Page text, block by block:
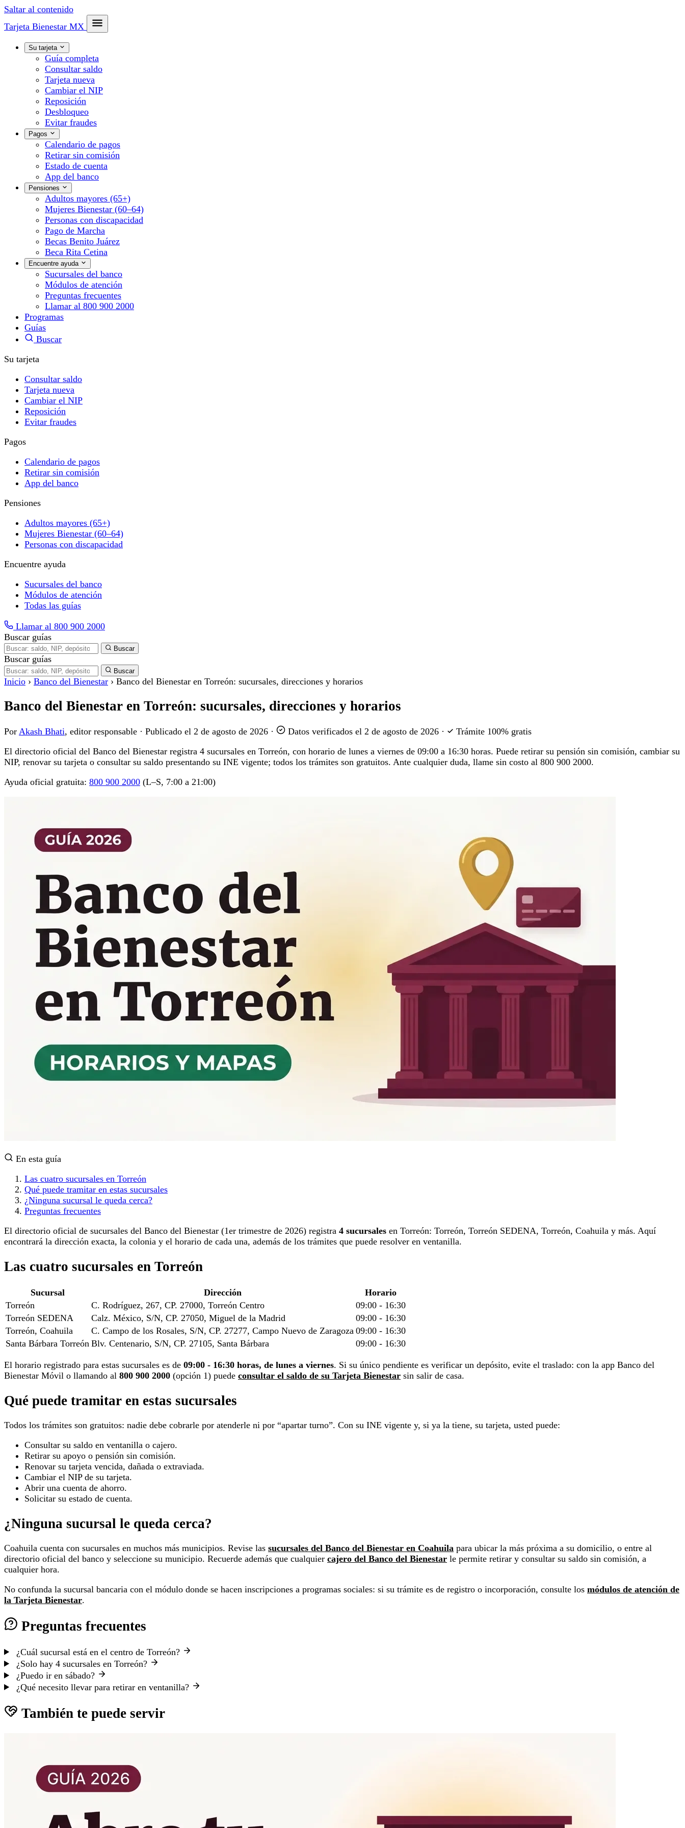
Saltar al contenido
Tarjeta Bienestar MX
Su tarjeta
Guía completa
Consultar saldo
Tarjeta nueva
Cambiar el NIP
Reposición
Desbloqueo
Evitar fraudes
Pagos
Calendario de pagos
Retirar sin comisión
Estado de cuenta
App del banco
Pensiones
Adultos mayores (65+)
Mujeres Bienestar (60–64)
Personas con discapacidad
Pago de Marcha
Becas Benito Juárez
Beca Rita Cetina
Encuentre ayuda
Sucursales del banco
Módulos de atención
Preguntas frecuentes
Llamar al 800 900 2000
Programas
Guías
Buscar
Su tarjeta
Consultar saldo
Tarjeta nueva
Cambiar el NIP
Reposición
Evitar fraudes
Pagos
Calendario de pagos
Retirar sin comisión
App del banco
Pensiones
Adultos mayores (65+)
Mujeres Bienestar (60–64)
Personas con discapacidad
Encuentre ayuda
Sucursales del banco
Módulos de atención
Todas las guías
Llamar al 800 900 2000
Buscar guías
Buscar
Buscar guías
Buscar
Inicio › Banco del Bienestar › Banco del Bienestar en Torreón: sucursales, direcciones y horarios
Banco del Bienestar en Torreón: sucursales, direcciones y horarios
Por Akash Bhati, editor responsable · Publicado el 2 de agosto de 2026 · Datos verificados el 2 de agosto de 2026 ·
Trámite 100% gratis
El directorio oficial del Banco del Bienestar registra 4 sucursales en Torreón, con horario de lunes a viernes de 09:00 a 16:30 horas. Puede retirar su pensión sin comisión, cambiar su
NIP, renovar su tarjeta o consultar su saldo presentando su INE vigente; todos los trámites son gratuitos. Ante cualquier duda, llame sin costo al 800 900 2000.
Ayuda oficial gratuita: 800 900 2000 (L–S, 7:00 a 21:00)
En esta guía
Las cuatro sucursales en Torreón
Qué puede tramitar en estas sucursales
¿Ninguna sucursal le queda cerca?
Preguntas frecuentes
El directorio oficial de sucursales del Banco del Bienestar (1er trimestre de 2026) registra 4 sucursales en Torreón: Torreón, Torreón SEDENA, Torreón, Coahuila y más. Aquí
encontrará la dirección exacta, la colonia y el horario de cada una, además de los trámites que puede resolver en ventanilla.
Las cuatro sucursales en Torreón
Sucursal Dirección
Horario
Torreón
C. Rodríguez, 267, CP. 27000, Torreón Centro
09:00 - 16:30
Torreón SEDENA
Calz. México, S/N, CP. 27050, Miguel de la Madrid
09:00 - 16:30
Torreón, Coahuila
C. Campo de los Rosales, S/N, CP. 27277, Campo Nuevo de Zaragoza 09:00 - 16:30
Santa Bárbara Torreón Blv. Centenario, S/N, CP. 27105, Santa Bárbara 09:00 - 16:30
El horario registrado para estas sucursales es de 09:00 - 16:30 horas, de lunes a viernes. Si su único pendiente es verificar un depósito, evite el traslado: con la app Banco del
Bienestar Móvil o llamando al 800 900 2000 (opción 1) puede consultar el saldo de su Tarjeta Bienestar sin salir de casa.
Qué puede tramitar en estas sucursales
Todos los trámites son gratuitos: nadie debe cobrarle por atenderle ni por “apartar turno”. Con su INE vigente y, si ya la tiene, su tarjeta, usted puede:
Consultar su saldo en ventanilla o cajero.
Retirar su apoyo o pensión sin comisión.
Renovar su tarjeta vencida, dañada o extraviada.
Cambiar el NIP de su tarjeta.
Abrir una cuenta de ahorro.
Solicitar su estado de cuenta.
¿Ninguna sucursal le queda cerca?
Coahuila cuenta con sucursales en muchos más municipios. Revise las sucursales del Banco del Bienestar en Coahuila para ubicar la más próxima a su domicilio, o entre al
directorio oficial del banco y seleccione su municipio. Recuerde además que cualquier cajero del Banco del Bienestar le permite retirar y consultar su saldo sin comisión, a
cualquier hora.
No confunda la sucursal bancaria con el módulo donde se hacen inscripciones a programas sociales: si su trámite es de registro o incorporación, consulte los módulos de atención de
la Tarjeta Bienestar.
Preguntas frecuentes
¿Cuál sucursal está en el centro de Torreón?
¿Solo hay 4 sucursales en Torreón?
¿Puedo ir en sábado?
¿Qué necesito llevar para retirar en ventanilla?
También te puede servir